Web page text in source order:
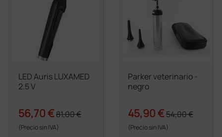
LED Auris LUXAMED
2.5 V
56,70 €81,00 €
(Precio sin IVA)
Parker veterinario -
negro
45,90 €54,00 €
(Precio sin IVA)